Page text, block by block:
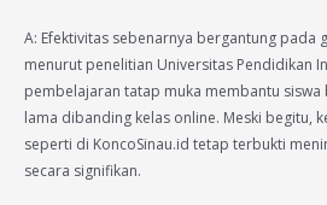
A: Efektivitas sebenarnya bergantung pada
menurut penelitian Universitas Pendidikan
pembelajaran tatap muka membantu
lama dibanding kelas online. Meski begitu,
seperti di KoncoSinau.id tetap terbukti
secara signifikan.